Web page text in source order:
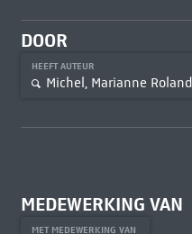
DOOR
HEEFT AUTEUR
Michel, Marianne Roland
MEDEWERKING VAN
MET MEDEWERKING VAN